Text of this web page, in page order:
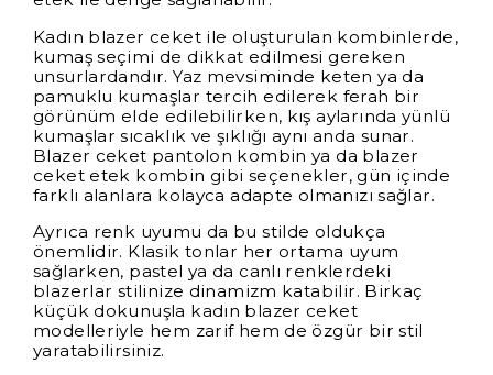
Kadın blazer ceket ile oluşturulan kombinlerde,
kumaş seçimi de dikkat edilmesi gereken
unsurlardandır. Yaz mevsiminde keten ya da
pamuklu kumaşlar tercih edilerek ferah bir
görünüm elde edilebilirken, kış aylarında yünlü
kumaşlar sıcaklık ve şıklığı aynı anda sunar.
Blazer ceket pantolon kombin ya da blazer
ceket etek kombin gibi seçenekler, gün içinde
farklı alanlara kolayca adapte olmanızı sağlar.
Ayrıca renk uyumu da bu stilde oldukça
önemlidir. Klasik tonlar her ortama uyum
sağlarken, pastel ya da canlı renklerdeki
blazerlar stilinize dinamizm katabilir. Birkaç
küçük dokunuşla kadın blazer ceket
modelleriyle hem zarif hem de özgür bir stil
yaratabilirsiniz.